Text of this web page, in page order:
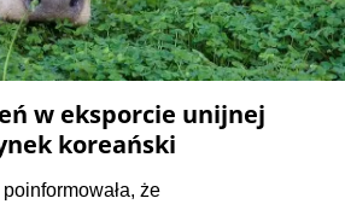
w eksporcie unijnej
koreański
że